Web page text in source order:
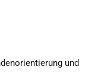
und